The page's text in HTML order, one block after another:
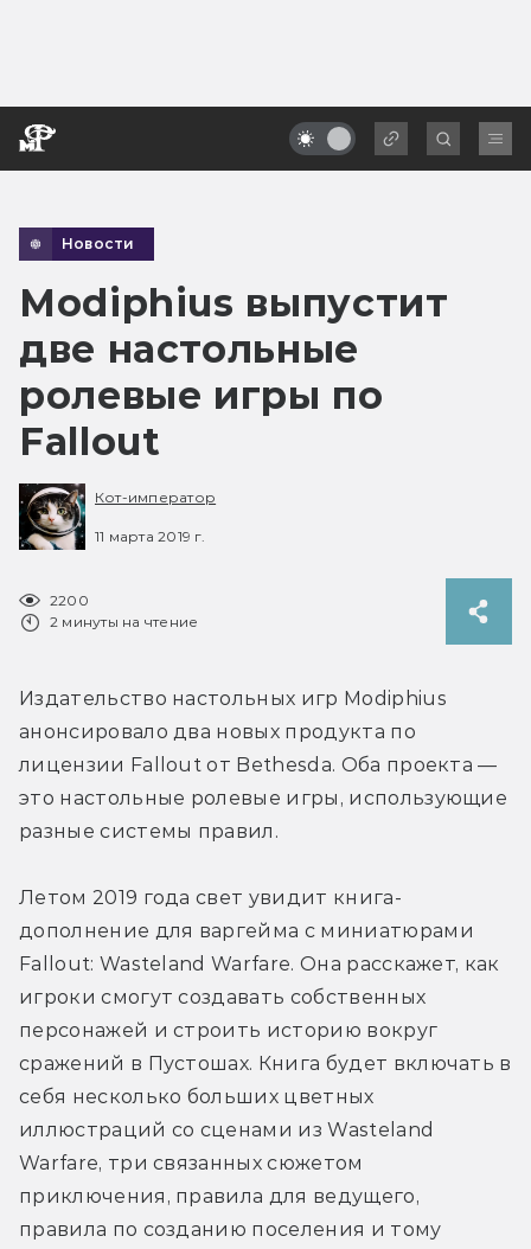
Новости
Modiphius выпустит
две настольные
ролевые игры по
Fallout
Кот-император
11 марта 2019 г.
2200
2 минуты на чтение
Издательство настольных игр Modiphius
анонсировало два новых продукта по
лицензии Fallout от Bethesda. Оба проекта —
это настольные ролевые игры, использующие
разные системы правил.
Летом 2019 года свет увидит книга-
дополнение для варгейма с миниатюрами
Fallout: Wasteland Warfare. Она расскажет, как
игроки смогут создавать собственных
персонажей и строить историю вокруг
сражений в Пустошах. Книга будет включать в
себя несколько больших цветных
иллюстраций со сценами из Wasteland
Warfare, три связанных сюжетом
приключения, правила для ведущего,
правила по созданию поселения и тому